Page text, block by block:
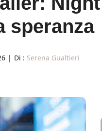
speranza
| Di : Serena Gualtieri